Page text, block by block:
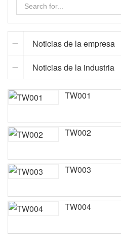
Noticias de la empresa
Noticias de la industria
TW001
TW002
TW003
TW004